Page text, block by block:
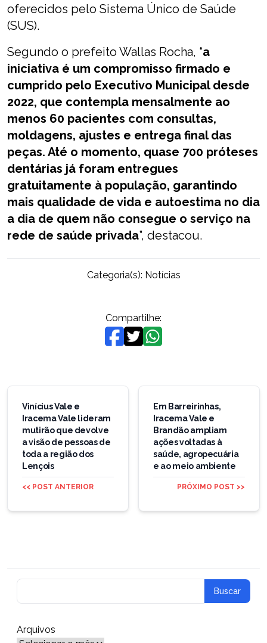
oferecidos pelo Sistema Único de Saúde
(SUS).
Segundo o prefeito Wallas Rocha, “a
iniciativa é um compromisso firmado e
cumprido pelo Executivo Municipal desde
2022, que contempla mensalmente ao
menos 60 pacientes com consultas,
moldagens, ajustes e entrega final das
peças. Até o momento, quase 700 próteses
dentárias já foram entregues
gratuitamente à população, garantindo
mais qualidade de vida e autoestima no dia
a dia de quem não consegue o serviço na
rede de saúde privada”, destacou.
Categoria(s): Notícias
Compartilhe:
Navegação
Post
Vinícius Vale e
Iracema Vale lideram
mutirão que devolve
a visão de pessoas de
toda a região dos
Lençois
<< POST ANTERIOR
Em Barreirinhas,
Iracema Vale e
Brandão ampliam
ações voltadas à
saúde, agropecuária
e ao meio ambiente
PRÓXIMO POST >>
Arquivos